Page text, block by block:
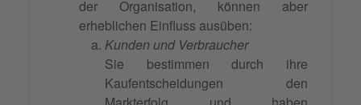
der Organisation, können aber
erheblichen Einfluss ausüben:
Kunden und Verbraucher
Sie bestimmen durch ihre
Kaufentscheidungen den